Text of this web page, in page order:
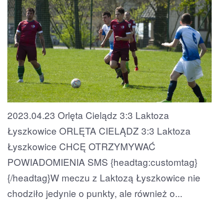
2023.04.23 Orlęta Cielądz 3:3 Laktoza
Łyszkowice ORLĘTA CIELĄDZ 3:3 Laktoza
Łyszkowice CHCĘ OTRZYMYWAĆ
POWIADOMIENIA SMS {headtag:customtag}
{/headtag}W meczu z Laktozą Łyszkowice nie
chodziło jedynie o punkty, ale również o...